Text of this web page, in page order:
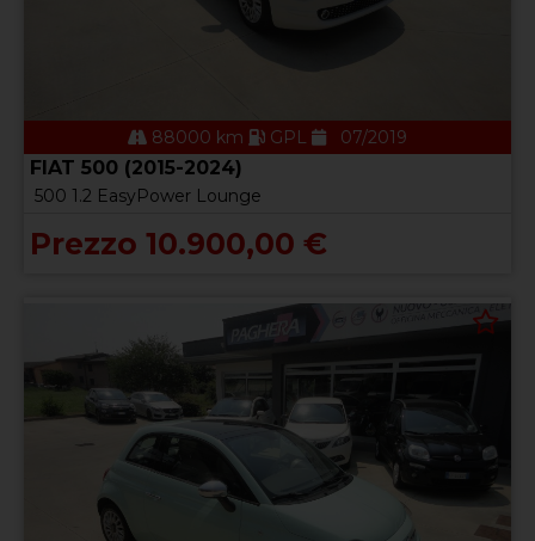
88000 km GPL 07/2019
FIAT 500 (2015-2024)
500 1.2 EasyPower Lounge
Prezzo 10.900,00 €